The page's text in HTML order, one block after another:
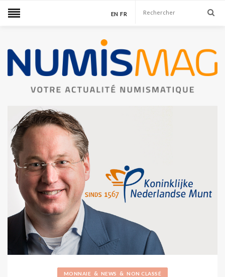
EN FR
MONNAIE & NEWS & NON CLASSÉ